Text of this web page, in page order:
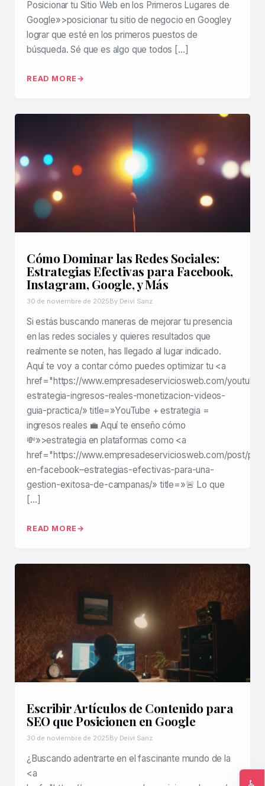
Posicionar tu Sitio Web en los Primeros Lugares de
Google»>posicionar tu sitio de negocio en Googley
lograr que esté en los primeros puestos de
búsqueda. Sé que es algo que todos […]
READ MORE
Cómo Dominar las Redes Sociales:
Estrategias Efectivas para Facebook,
Instagram, Google, y Más
30 de noviembre de 2025By Deivi Sanz
Si estás buscando maneras de mejorar tu presencia
en las redes sociales y quieres resultados que
realmente se noten, has llegado al lugar indicado.
Aquí te voy a contar cómo puedes optimizar tu <a
href="https://www.empresadeserviciosweb.com/youtube-
estrategia-ingresos-reales-monetizacion-videos-
guia-practica/» title=»YouTube + estrategia =
ingresos reales 💼 Aquí te enseño cómo
💸»>estrategia en plataformas como <a
href="https://www.empresadeserviciosweb.com/post/
en-facebook–estrategias-efectivas-para-una-
gestion-exitosa-de-campanas/» title=»🚨 Lo que
[…]
READ MORE
Escribir Artículos de Contenido para
SEO que Posicionen en Google
30 de noviembre de 2025By Deivi Sanz
¿Buscando adentrarte en el fascinante mundo de la
<a